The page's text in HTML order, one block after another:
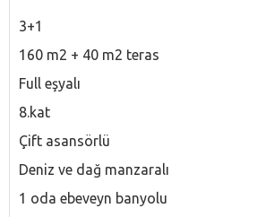
3+1
160 m2 + 40 m2 teras
Full eşyalı
8.kat
Çift asansörlü
Deniz ve dağ manzaralı
1 oda ebeveyn banyolu